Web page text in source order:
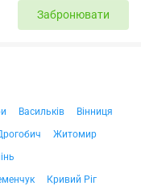
Забронювати
Васильків
Вінниця
Житомир
Кривий Ріг